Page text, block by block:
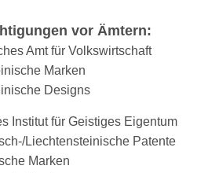
vor Ämtern:
Amt für Volkswirtschaft
Marken
Designs
Institut für Geistiges Eigentum
Liechtensteinische Patente
Marken